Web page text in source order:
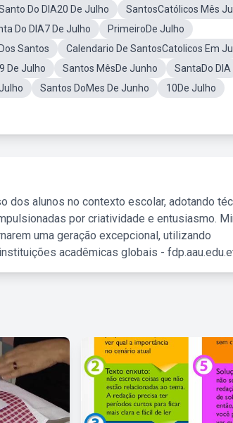
Do DIA20 De Julho
SantosCatólicos Mês
Do DIA7 De Julho
PrimeiroDe Julho
Santos
Calendario De SantosCatolicos Em
De Julho Santos MêsDe Junho
SantaDo DIA
Santos DoMes De Junho
10De Julho
dos alunos no contexto escolar, adotando
por criatividade e entusiasmo.
uma geração excepcional, utilizando
acadêmicas globais -